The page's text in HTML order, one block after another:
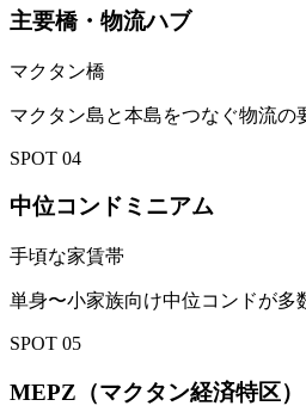
主要橋・物流ハブ
マクタン橋
マクタン島と本島をつなぐ物流の
SPOT 04
中位コンドミニアム
手頃な家賃帯
単身〜小家族向け中位コンドが多
SPOT 05
MEPZ（マクタン経済特区）